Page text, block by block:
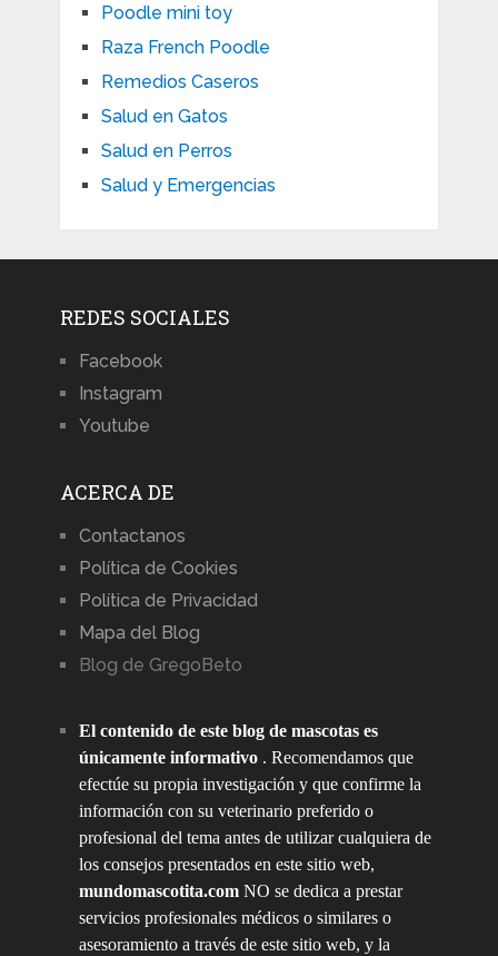
Poodle mini toy
Raza French Poodle
Remedios Caseros
Salud en Gatos
Salud en Perros
Salud y Emergencias
REDES SOCIALES
Facebook
Instagram
Youtube
ACERCA DE
Contactanos
Política de Cookies
Política de Privacidad
Mapa del Blog
Blog de GregoBeto
El contenido de este blog de mascotas es
únicamente informativo. Recomendamos que
efectúe su propia investigación y que confirme la
información con su veterinario preferido o
profesional del tema antes de utilizar cualquiera de
los consejos presentados en este sitio web,
mundomascotita.comNO se dedica a prestar
servicios profesionales médicos o similares o
asesoramiento a través de este sitio web, y la